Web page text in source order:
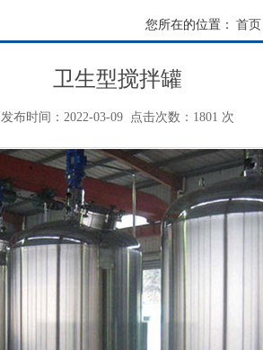
您所在的位置： 首页
卫生型搅拌罐
发布时间：2022-03-09 点击次数：1801 次